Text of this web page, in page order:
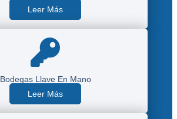
Leer Más
Bodegas Llave En Mano
Leer Más